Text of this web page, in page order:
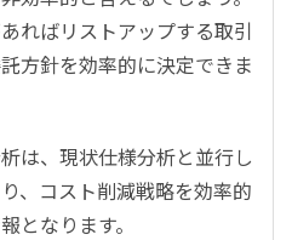
ればリストアップする取引
方針を効率的に決定できま
は、現状仕様分析と並行し
、コスト削減戦略を効率的
となります。